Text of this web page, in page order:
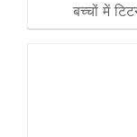
बच्चों में